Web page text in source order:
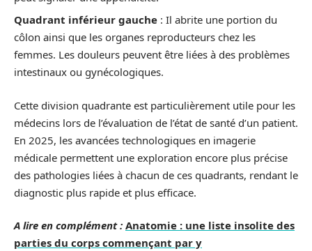
Quadrant inférieur gauche : Il abrite une portion du
côlon ainsi que les organes reproducteurs chez les
femmes. Les douleurs peuvent être liées à des problèmes
intestinaux ou gynécologiques.
Cette division quadrante est particulièrement utile pour les
médecins lors de l’évaluation de l’état de santé d’un patient.
En 2025, les avancées technologiques en imagerie
médicale permettent une exploration encore plus précise
des pathologies liées à chacun de ces quadrants, rendant le
diagnostic plus rapide et plus efficace.
A lire en complément : Anatomie : une liste insolite des
parties du corps commençant par y